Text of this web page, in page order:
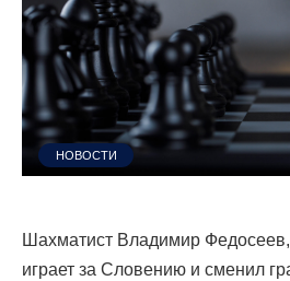
НОВОСТИ
Шахматист Владимир
играет за Словению и сменил